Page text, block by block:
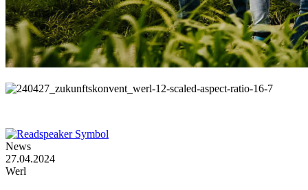
News
27.04.2024
Werl